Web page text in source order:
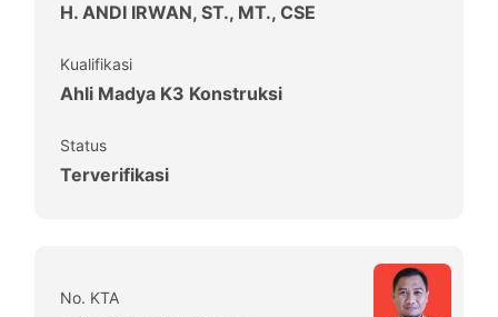
H. ANDI IRWAN, ST., MT., CSE
Kualifikasi
Ahli Madya K3 Konstruksi
Status
Terverifikasi
No. KTA